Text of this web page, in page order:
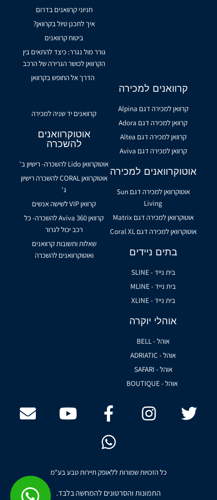
חניוני קרוואנים בדרום
איך לתכנן טיול בקרוואן?
ביטוח קרוואנים
גורר מול נגרר: כיצד להתאים בין
הקרוואן לכושר הגרירה של הרכב
הדרך אל החופש בקרוואן
קרוואנים למכירה
קרוואן למכירה דגם Alpina
קרוואן למכירה דגם Adora
קרוואן למכירה דגם Altea
קרוואן למכירה דגם Aviva
אוטוקרוואנים למכירה
אוטוקרוואן למכירה דגם Sun
Living
אוטוקרוואן למכירה דגם Matrix
אוטוקרוואן למכירה דגם Coral XL
בתים ניידים
בית נייד - SLINE
בית נייד - MLINE
בית נייד - XLINE
אוהלי יוקרה
אוהל - BELL
אוהל - ADRIATIC
אוהל - SAFARI
אוהל - BOUTIQUE
קרוואנים יד שניה למכירה
אוטוקרוואנים
להשכרה
אוטוקרוואן Lido להשכרה- רישיון ב'
אוטוקרוואן CORAL להשכרה רישיון
ג'
קרוואן VIP לשישה אנשים
קרוואן Aviva 360 להשכרה- כל
רכב יכול לגרור
שאלות ותשובות קרוואנים
ואוטוקרוואנים להשכרה
כל הזכויות שמורות ללאופק תיירות טבע בע"מ
התמונות והסרטונים להמחשה בלבד.